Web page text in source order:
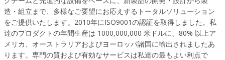
造・組立まで、多様なご要望にお応えするトータルソリューション
をご提供いたします。2010年にISO9001の認証を取得しました。私
達のプロダクトの年間生産は 1000,000,000 米ドルに、80% 以上ア
メリカ、オーストラリアおよびヨーロッパ諸国に輸出されましたあ
ります。専門の質および有効なサービスは私達の最もよい利点で